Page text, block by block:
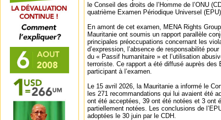
le Conseil des droits de l’Homme de l’ONU
quatrième Examen Périodique Universel
En amont de cet examen, MENA Rights
Mauritanie ont soumis un rapport parallèle
principales préoccupations concernant les
d’expression, l’absence de responsabilité
du « Passif humanitaire » et l’utilisation
terroriste. Ce rapport a été diffusé auprès des
participant à l’examen.
Le 15 avril 2026, la Mauritanie a informé le
les 271 recommandations qui lui avaient été
ont été acceptées, 39 ont été notées et 3 ont
partiellement notées. Les conclusions de
adoptées le 30 juin par le CDH.